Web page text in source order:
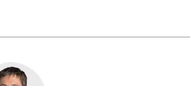
et
juridiques
de la
réguliers sur les